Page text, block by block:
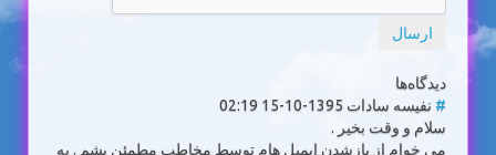
ارسال
دیدگاه‌ها
# نفیسه سادات 1395-10-15 02:19
سلام و وقت بخیر .
می خوام از بازشدن ایمیل هام توسط مخاطب مطمئن بشم . یه